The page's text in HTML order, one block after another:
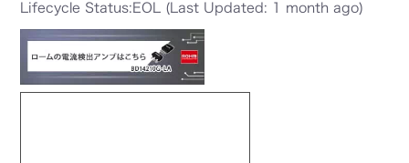
Lifecycle Status:EOL (Last Updated: 1 month ago)